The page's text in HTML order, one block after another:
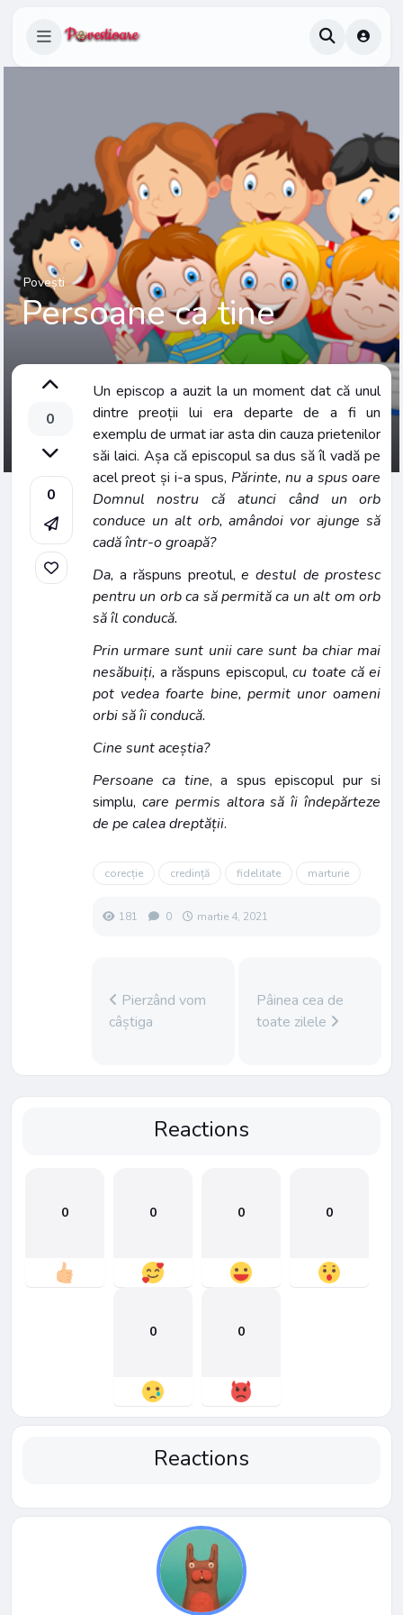
Povești
Persoane ca tine
0
0
Un episcop a auzit la un moment dat că unul
dintre preoții lui era departe de a fi un
exemplu de urmat iar asta din cauza prietenilor
săi laici. Așa că episcopul sa dus să îl vadă pe
acel preot și i-a spus, Părinte, nu a spus oare
Domnul nostru că atunci când un orb
conduce un alt orb, amândoi vor ajunge să
cadă într-o groapă?
Da,a răspuns preotul,e destul de prostesc
pentru un orb ca să permită ca un alt om orb
să îl conducă.
Prin urmare sunt unii care sunt ba chiar mai
nesăbuiți,a răspuns episcopul,cu toate că ei
pot vedea foarte bine, permit unor oameni
orbi să îi conducă.
Cine sunt aceștia?
Persoane ca tine, a spus episcopul pur si
simplu, care permis altora să îi îndepărteze
de pe calea dreptății.
corecție credință fidelitate marturie
181 0 martie 4, 2021
Pierzând vom
câștiga
Pâinea cea de
toate zilele
Reactions
0 0 0 0
0 0
Reactions